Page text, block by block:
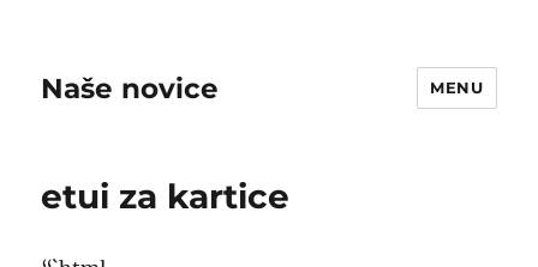
Naše novice MENU
etui za kartice